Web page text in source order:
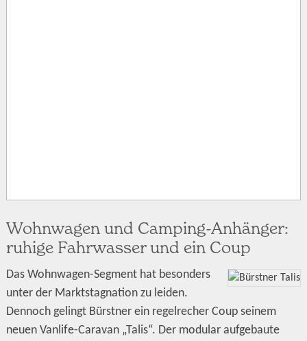
Wohnwagen und Camping-Anhänger:
ruhige Fahrwasser und ein Coup
Das Wohnwagen-Segment hat besonders
unter der Marktstagnation zu leiden.
Dennoch gelingt Bürstner ein regelrecher Coup seinem
neuen Vanlife-Caravan „Talis“. Der modular aufgebaute